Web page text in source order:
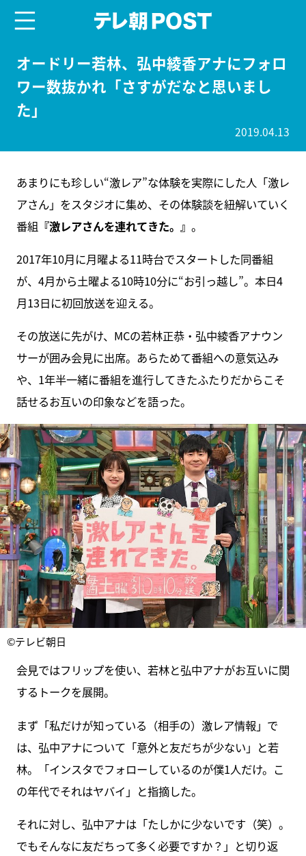
オードリー若林、弘中綾香アナにフォロ
ワー数抜かれ「さすがだなと思いまし
た」
2019.04.13
あまりにも珍しい“激レア”な体験を実際にした人「激レ
アさん」をスタジオに集め、その体験談を紐解いていく
番組 『激レアさんを連れてきた。』 。
2017年10月に月曜よる11時台でスタートした同番組
が、4月から土曜よる10時10分に“お引っ越し”。本日4
月13日に初回放送を迎える。
その放送に先がけ、MCの若林正恭・弘中綾香アナウン
サーが囲み会見に出席。あらためて番組への意気込み
や、1年半一緒に番組を進行してきたふたりだからこそ
話せるお互いの印象などを語った。
©テレビ朝日
会見ではフリップを使い、若林と弘中アナがお互いに関
するトークを展開。
まず「私だけが知っている（相手の）激レア情報」で
は、弘中アナについて「意外と友だちが少ない」と若
林。「インスタでフォローしているのが僕1人だけ。こ
の年代でそれはヤバイ」と指摘した。
それに対し、弘中アナは「たしかに少ないです（笑）。
でもそんなに友だちって多く必要ですか？」と切り返